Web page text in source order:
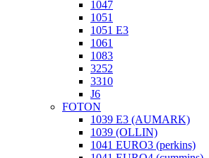
1047
1051
1051 E3
1061
1083
3252
3310
J6
FOTON
1039 E3 (AUMARK)
1039 (OLLIN)
1041 EURO3 (perkins)